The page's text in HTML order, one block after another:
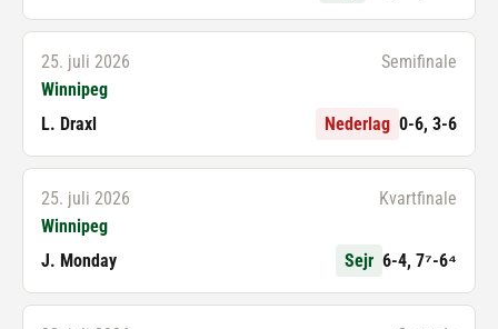
25. juli 2026
Semifinale
Winnipeg
L. Draxl
Nederlag 0-6, 3-6
25. juli 2026
Kvartfinale
Winnipeg
J. Monday
Sejr 6-4, 7⁷-6⁴